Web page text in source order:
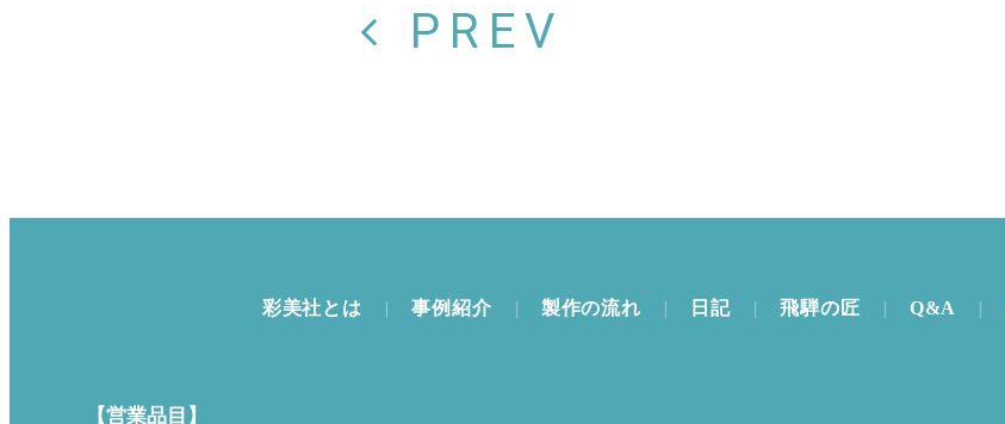
PREV
彩美社とは 事例紹介 製作の流れ 日記 飛騨の匠 Q&A
【営業品目】